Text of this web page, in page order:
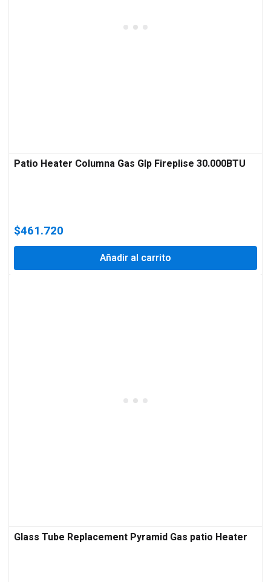
Patio Heater Columna Gas Glp Fireplise 30.000BTU
$461.720
Añadir al carrito
Glass Tube Replacement Pyramid Gas patio Heater